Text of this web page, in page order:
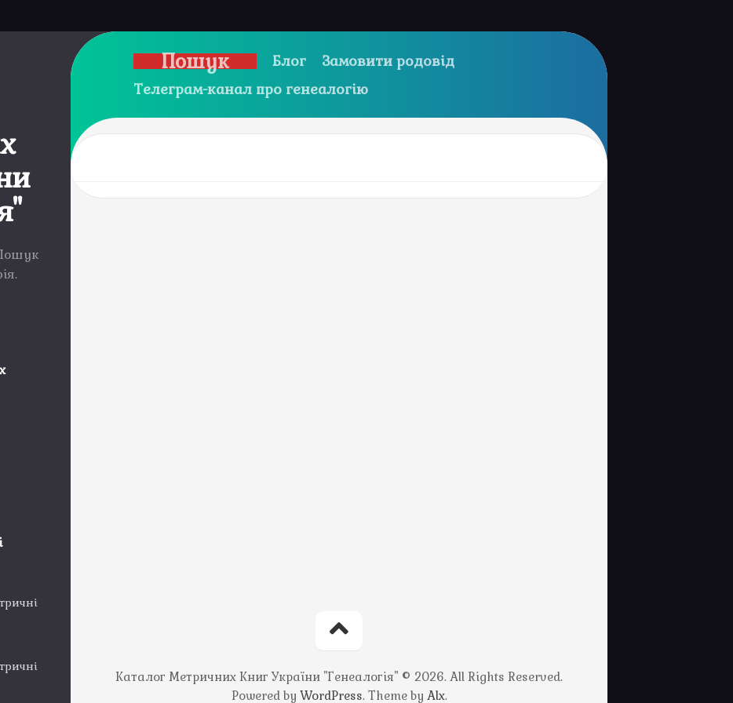
Пошук Блог
Замовити родовід
Телеграм-канал про генеалогію
Каталог Метричних Книг України "Генеалогія" © 2026. All Rights Reserved.
Powered by WordPress. Theme by Alx.